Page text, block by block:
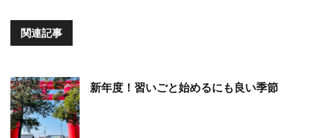
関連記事
新年度！習いごと始めるにも良い季節